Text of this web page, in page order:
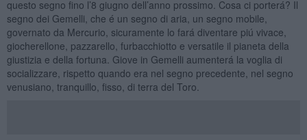
questo segno fino l’8 giugno dell’anno prossimo. Cosa ci porterá? Il
segno dei Gemelli, che é un segno di aria, un segno mobile,
governato da Mercurio, sicuramente lo fará diventare piú vivace,
giocherellone, pazzarello, furbacchiotto e versatile il pianeta della
giustizia e della fortuna. Giove in Gemelli aumenterá la voglia di
socializzare, rispetto quando era nel segno precedente, nel segno
venusiano, tranquillo, fisso, di terra del Toro.